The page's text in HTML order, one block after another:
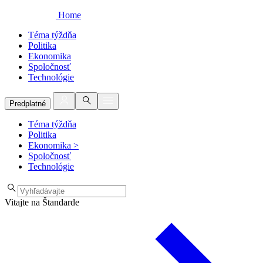
Home
Téma týždňa
Politika
Ekonomika
Spoločnosť
Technológie
Predplatné
Téma týždňa
Politika
Ekonomika >
Spoločnosť
Technológie
Vitajte na Štandarde